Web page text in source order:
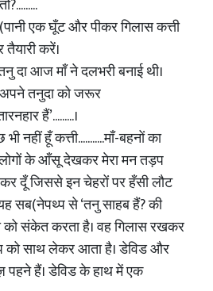
एक घूँट और पीकर गिलास कत्ती
करें।
दा आज माँ ने दलभरी बनाई थी।
तनुदा को जरूर
हैं’.........।
नहीं हूँ कत्ती...........माँ-बहनों का
के आँसू देखकर मेरा मन तड़प
कर दूँ जिससे इन चेहरों पर हँसी लौट
सब(नेपथ्प से ‘तनु साहब हैं? की
संकेत करता है। वह गिलास रखकर
को साथ लेकर आता है। डेविड और
पहने हैं। डेविड के हाथ में एक